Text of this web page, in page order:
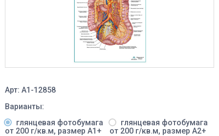
Арт: A1-12858
Варианты:
глянцевая фотобумага
от 200 г/кв.м, размер A1+
глянцевая фотобумага
от 200 г/кв.м, размер A2+